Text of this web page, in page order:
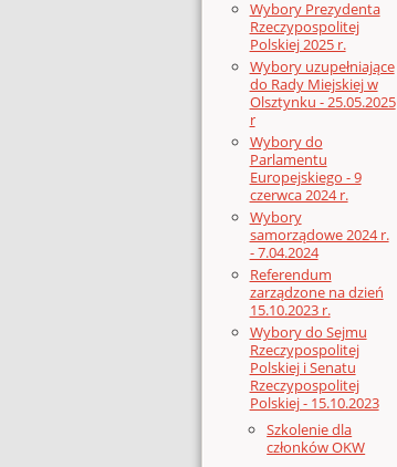
Wybory Prezydenta
Rzeczypospolitej
Polskiej 2025 r.
Wybory uzupełniające
do Rady Miejskiej w
Olsztynku - 25.05.2025
r
Wybory do
Parlamentu
Europejskiego - 9
czerwca 2024 r.
Wybory
samorządowe 2024 r.
- 7.04.2024
Referendum
zarządzone na dzień
15.10.2023 r.
Wybory do Sejmu
Rzeczypospolitej
Polskiej i Senatu
Rzeczypospolitej
Polskiej - 15.10.2023
Szkolenie dla
członków OKW